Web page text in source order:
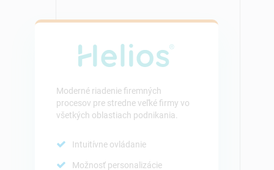
Moderné riadenie firemných
procesov pre stredne veľké firmy vo
všetkých oblastiach podnikania.
Intuitívne ovládanie
Možnosť personalizácie